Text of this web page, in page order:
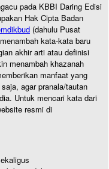
pada KBBI Daring Edisi
Hak Cipta Badan
(dahulu Pusat
kata-kata baru
akhir arti atau definisi
menambah khazanah
manfaat yang
agar pranala/tautan
Untuk mencari kata dari
resmi di